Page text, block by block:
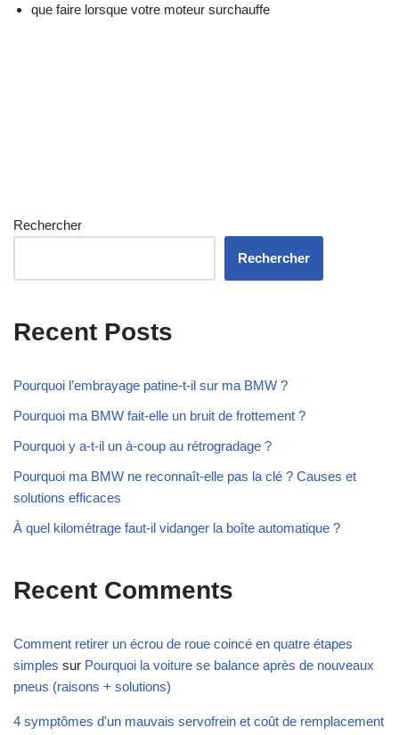
que faire lorsque votre moteur surchauffe
Rechercher
Rechercher
Recent Posts
Pourquoi l’embrayage patine-t-il sur ma BMW ?
Pourquoi ma BMW fait-elle un bruit de frottement ?
Pourquoi y a-t-il un à-coup au rétrogradage ?
Pourquoi ma BMW ne reconnaît-elle pas la clé ? Causes et
solutions efficaces
À quel kilométrage faut-il vidanger la boîte automatique ?
Recent Comments
Comment retirer un écrou de roue coincé en quatre étapes
simples sur Pourquoi la voiture se balance après de nouveaux
pneus (raisons + solutions)
4 symptômes d'un mauvais servofrein et coût de remplacement